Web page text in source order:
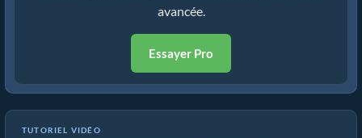
avancée.
Essayer Pro
TUTORIEL VIDÉO